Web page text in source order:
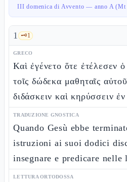
III domenica di Avvento — anno A (Mt
1 🗝️1
GRECO
Καὶ ἐγένετο ὅτε ἐτέλεσεν
τοῖς δώδεκα μαθηταῖς
διδάσκειν καὶ κηρύσσειν
TRADUZIONE GNOSTICA
Quando Gesù ebbe
istruzioni ai suoi dodici
insegnare e predicare nelle
LETTURA ORTODOSSA